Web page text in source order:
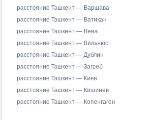
расстояние Ташкент — Варшава
расстояние Ташкент — Ватикан
расстояние Ташкент — Вена
расстояние Ташкент — Вильнюс
расстояние Ташкент — Дублин
расстояние Ташкент — Загреб
расстояние Ташкент — Киев
расстояние Ташкент — Кишинев
расстояние Ташкент — Копенгаген